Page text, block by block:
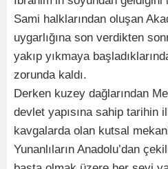
Sami halklarından oluşan
uygarlığına son verdikten
yakıp yıkmaya
zorunda kaldı.
Derken kuzey dağlarından
devlet yapısına sahip tarihin
kavgalarda olan kutsal
Yunanlıların Anadolu’dan